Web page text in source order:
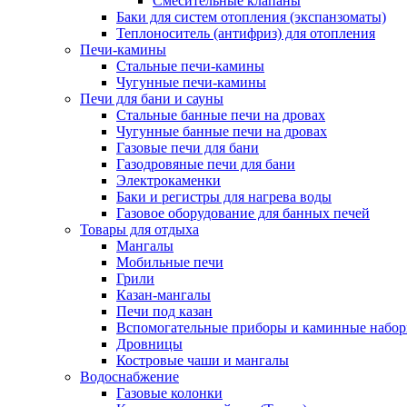
Баки для систем отопления (экспанзоматы)
Теплоноситель (антифриз) для отопления
Печи-камины
Стальные печи-камины
Чугунные печи-камины
Печи для бани и сауны
Стальные банные печи на дровах
Чугунные банные печи на дровах
Газовые печи для бани
Газодровяные печи для бани
Электрокаменки
Баки и регистры для нагрева воды
Газовое оборудование для банных печей
Товары для отдыха
Мангалы
Мобильные печи
Грили
Казан-мангалы
Печи под казан
Вспомогательные приборы и каминные
Дровницы
Костровые чаши и мангалы
Водоснабжение
Газовые колонки